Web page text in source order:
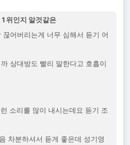
위인지 알것같은
어버리는게 너무 심해서 듣기 어
상대방도 빨리 말한다고 호흡이
소리를 많이 내시는데요 듣기 조
차분하셔서 듣게 좋은데 성기영